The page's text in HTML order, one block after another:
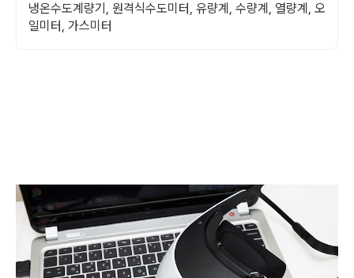
냉온수도계량기, 원격식수도미터, 유량계, 수량계, 열량계, 오
일미터, 가스미터